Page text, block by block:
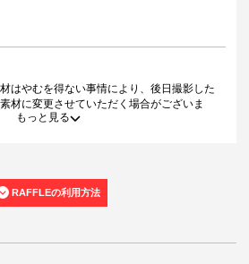
はやむを得ない事情により、後日撮影した
材に変更させていただく場合がございま
での景品のキャンセル・返品・交換はいた
しかねます。
もっと見る
RAFFLEの利用方法